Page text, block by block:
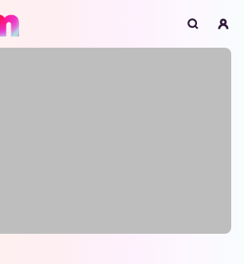
niet ondersteund